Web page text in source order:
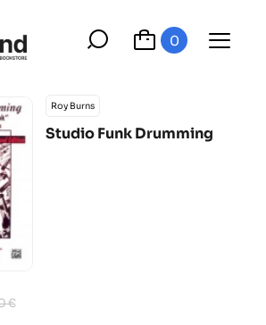
0
Roy Burns
Studio Funk Drumming
€